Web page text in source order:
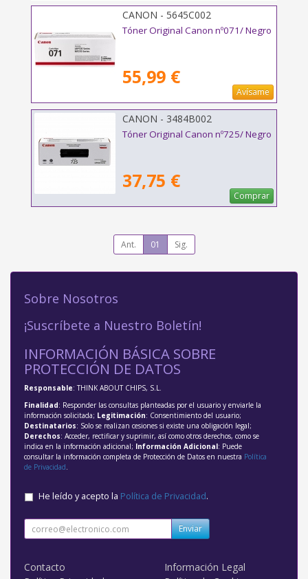
CANON - 5645C002
Tóner Original Canon nº071/ Negro
55,99 €
Avísame
CANON - 3484B002
Tóner Original Canon nº725/ Negro
37,75 €
Comprar
Ant. 01 Sig.
Sobre Nosotros
¡Suscríbete a Nuestro Boletín!
INFORMACIÓN BÁSICA SOBRE
PROTECCIÓN DE DATOS
Responsable: THINK ABOUT CHIPS, S.L.
Finalidad: Responder las consultas planteadas por el usuario y enviarle la
información solicitada; Legitimación: Consentimiento del usuario;
Destinatarios: Solo se realizan cesiones si existe una obligación legal;
Derechos: Acceder, rectificar y suprimir, así como otros derechos, como se
indica en la información adicional; Información Adicional: Puede
consultar la información completa de Protección de Datos en nuestra Política
de Privacidad.
He leído y acepto la Política de Privacidad.
Enviar
Contacto
Información Legal